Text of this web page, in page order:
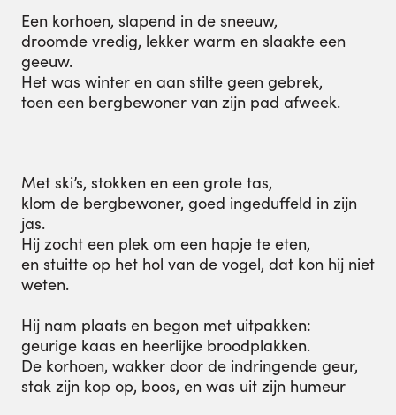
Een korhoen, slapend in de sneeuw,
droomde vredig, lekker warm en slaakte een
geeuw.
Het was winter en aan stilte geen gebrek,
toen een bergbewoner van zijn pad afweek.
Met ski’s, stokken en een grote tas,
klom de bergbewoner, goed ingeduffeld in zijn
jas.
Hij zocht een plek om een hapje te eten,
en stuitte op het hol van de vogel, dat kon hij niet
weten.
Hij nam plaats en begon met uitpakken:
geurige kaas en heerlijke broodplakken.
De korhoen, wakker door de indringende geur,
stak zijn kop op, boos, en was uit zijn humeur